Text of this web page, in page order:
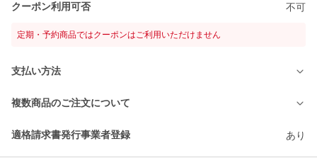
クーポン利用可否 不可
定期・予約商品ではクーポンはご利用いただけません
支払い方法
複数商品のご注文について
適格請求書発行事業者登録 あり